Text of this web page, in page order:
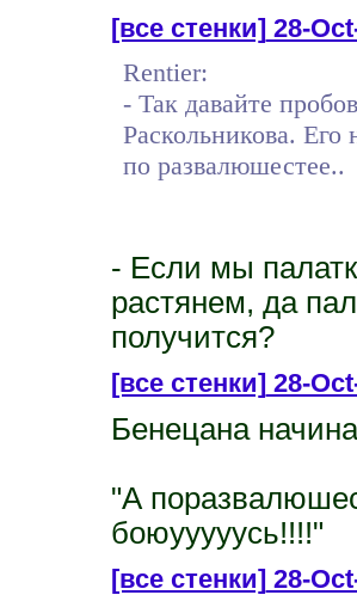
[все стенки]28-
Rentier:
- Так давайте
Раскольникова.
по развалюшестее..
- Если мы
растянем, да
получится?
[все стенки]28-
Бенецана
"А
боюууууусь!!!!"
[все стенки]28-